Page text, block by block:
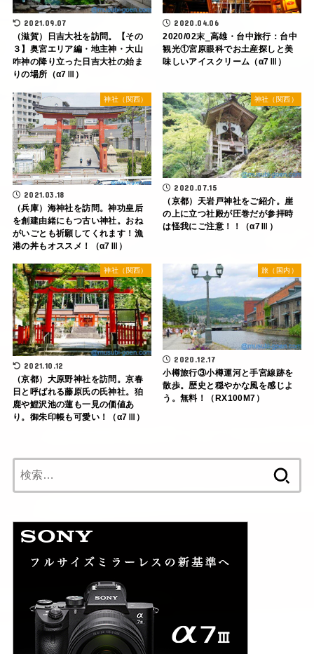
2021.09.07
（滋賀）日吉大社を訪問。【その
３】奥宮エリア編・地主神・大山
咋神の降り立った日吉大社の始ま
りの場所（α7Ⅲ）
2020.04.06
2020/02末‗高雄・台中旅行：台中
観光①宮原眼科でお土産探しと美
味しいアイスクリーム（α7Ⅲ）
神社（関西）
2021.03.18
（兵庫）海神社を訪問。神功皇后
を創建由緒にもつ古い神社。おね
がいごとも祈願してくれます！漁
港の丼もオススメ！（α7Ⅲ）
神社（関西）
2020.07.15
（京都）天岩戸神社をご紹介。崖
の上に立つ社殿が圧巻だが参拝時
は怪我にご注意！！（α7Ⅲ）
神社（関西）
2021.10.12
（京都）大原野神社を訪問。京春
日と呼ばれる藤原氏の氏神社。狛
鹿や鯉沢池の蓮も一見の価値あ
り。御朱印帳も可愛い！（α7Ⅲ）
旅（国内）
2020.12.17
小樽旅行③小樽運河と手宮線跡を
散歩。歴史と穏やかな風を感じよ
う。無料！（RX100M7）
索: